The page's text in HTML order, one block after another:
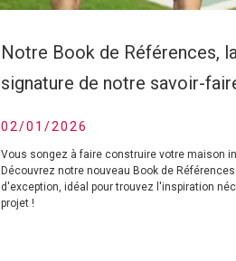
Notre Book de Références,
signature de notre savoir-
02/01/2026
Vous songez à faire construire votre maison
Découvrez notre nouveau Book de
d'exception, idéal pour trouvez l'inspiration
projet !